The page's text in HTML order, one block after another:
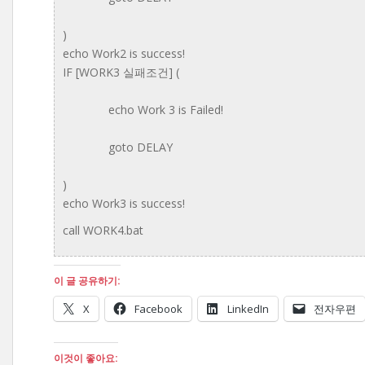
)
echo Work2 is success!
IF [WORK3 실패조건] (
echo Work 3 is Failed!
goto DELAY
)
echo Work3 is success!
call WORK4.bat
이 글 공유하기:
X Facebook LinkedIn 전자우편
이것이 좋아요: